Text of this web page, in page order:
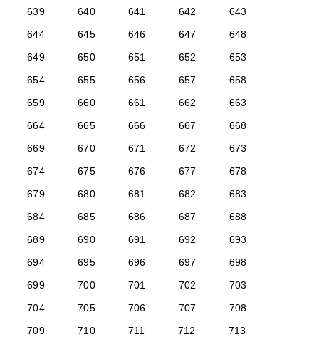
639
640 641 642
643
644
645 646 647
648
649
650 651 652
653
654
655 656 657
658
659
660 661 662
663
664
665 666 667
668
669
670 671 672
673
674
675 676 677
678
679
680 681 682
683
684
685 686 687
688
689
690 691 692
693
694
695 696 697
698
699
700 701 702
703
704
705 706 707
708
709
710 711 712
713